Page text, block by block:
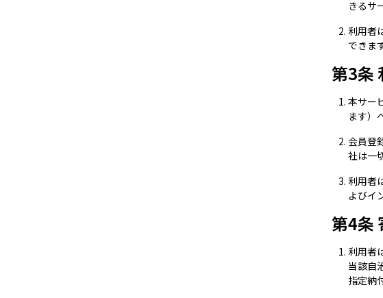
きるサ
利用者
できま
第3条
本サー
ます）
会員登
社は一
利用者
よびイ
第4条
利用者
当該自
指定納